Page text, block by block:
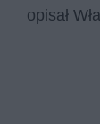
opisał